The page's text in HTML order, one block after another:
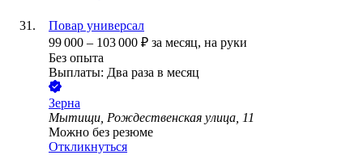
Повар универсал
99 000 – 103 000 ₽ за месяц, на руки
Без опыта
Выплаты: Два раза в месяц
Зерна
Мытищи, Рождественская улица, 11
Можно без резюме
Откликнуться